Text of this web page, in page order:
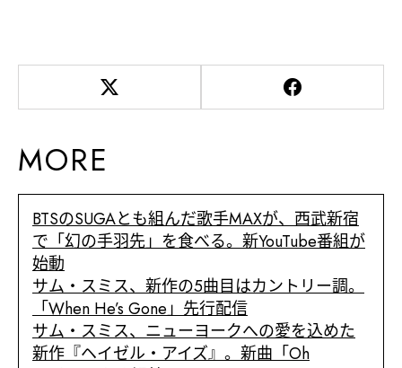
MORE
BTSのSUGAとも組んだ歌手MAXが、西武新宿
で「幻の手羽先」を食べる。新YouTube番組が
始動
サム・スミス、新作の5曲目はカントリー調。
「When He’s Gone」先行配信
サム・スミス、ニューヨークへの愛を込めた
新作『ヘイゼル・アイズ』。新曲「Oh